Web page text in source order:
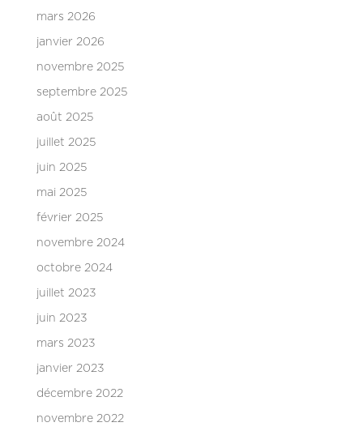
mars 2026
janvier 2026
novembre 2025
septembre 2025
août 2025
juillet 2025
juin 2025
mai 2025
février 2025
novembre 2024
octobre 2024
juillet 2023
juin 2023
mars 2023
janvier 2023
décembre 2022
novembre 2022